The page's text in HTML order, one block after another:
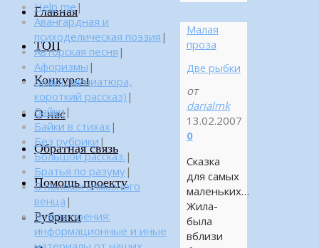
Главная
ТОП
Конкурсы
О нас
Обратная связь
Помощь проекту
Рубрики
Малая
проза
Две рыбки
от
darialmk
13.02.2007
0
Сказка
для самых
маленьких…
Жила-
была
вблизи
Help me|
Авангардная и
психоделическая поэзия |
Авторская песня |
Афоризмы |
Байка (миниатюра,
короткий рассказ) |
Байки|
Байки в стихах |
Без рубрики |
Большой рассказ. |
Братья по разуму|
В поисках алмазного
венца |
В поле зрения:
информационные и иные